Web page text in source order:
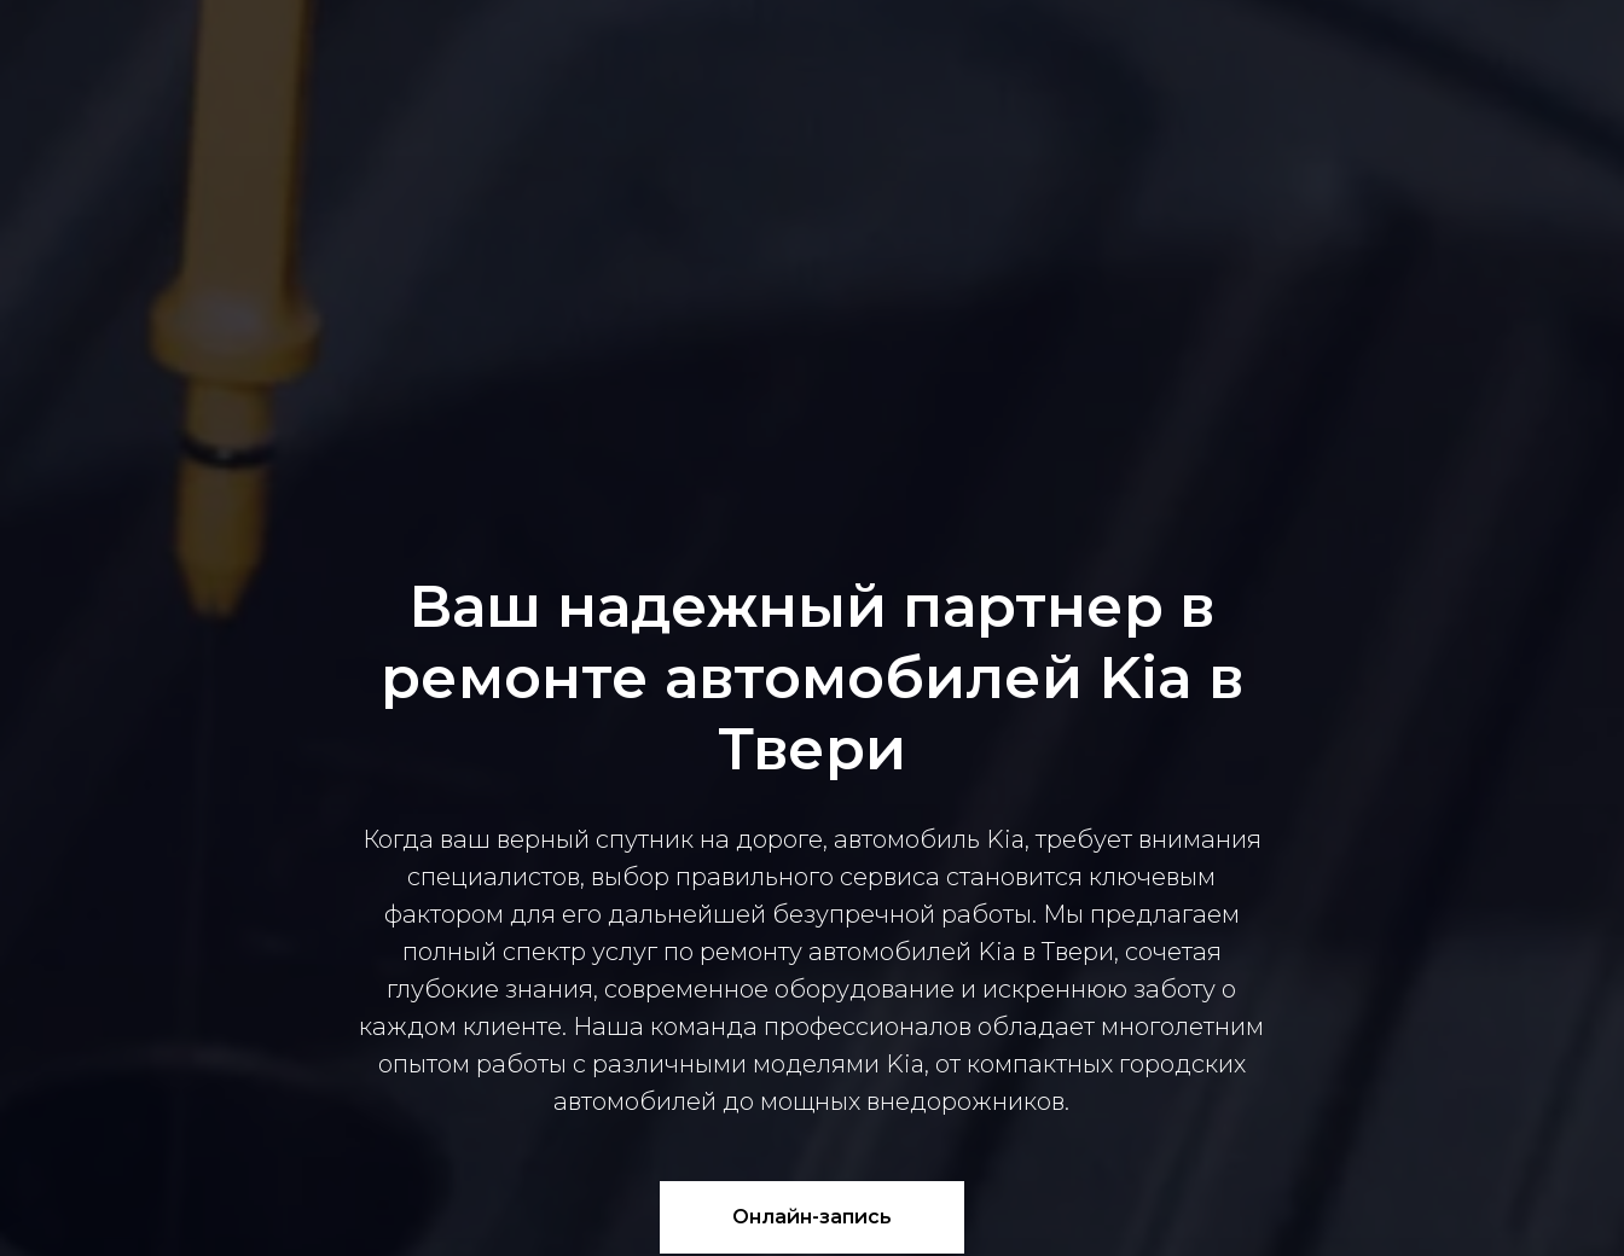
Ваш надежный партнер в
ремонте автомобилей Kia в
Твери
Когда ваш верный спутник на дороге, автомобиль Kia, требует внимания
специалистов, выбор правильного сервиса становится ключевым
фактором для его дальнейшей безупречной работы. Мы предлагаем
полный спектр услуг по ремонту автомобилей Kia в Твери, сочетая
глубокие знания, современное оборудование и искреннюю заботу о
каждом клиенте. Наша команда профессионалов обладает многолетним
опытом работы с различными моделями Kia, от компактных городских
автомобилей до мощных внедорожников.
Онлайн-запись